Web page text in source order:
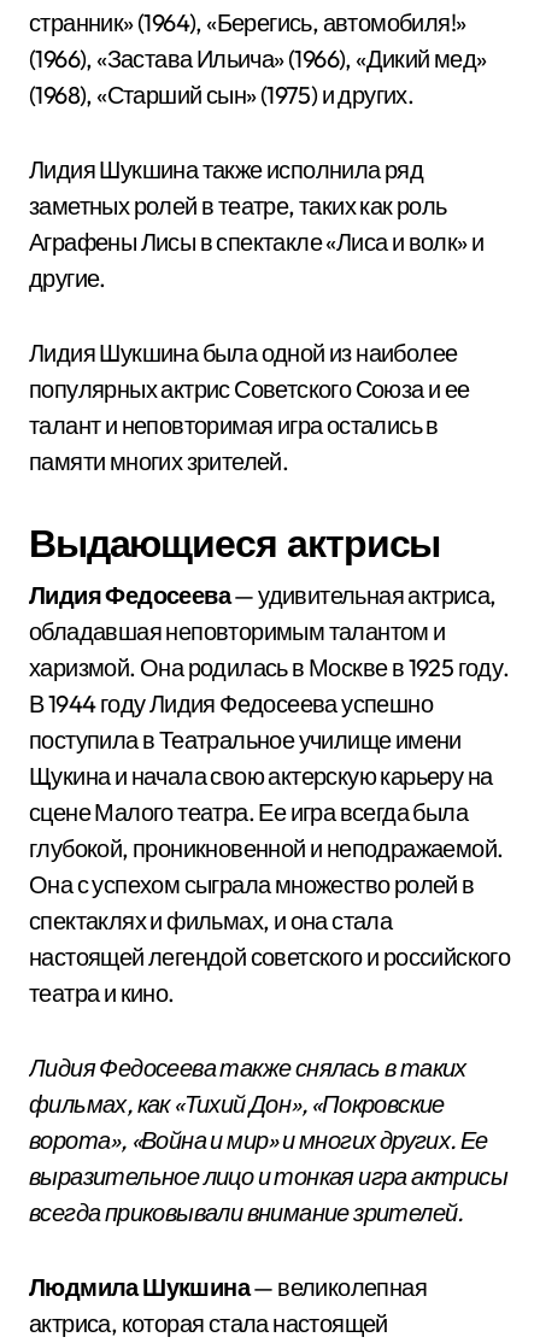
странник» (1964), «Берегись, автомобиля!»
(1966), «Застава Ильича» (1966), «Дикий мед»
(1968), «Старший сын» (1975) и других.
Лидия Шукшина также исполнила ряд
заметных ролей в театре, таких как роль
Аграфены Лисы в спектакле «Лиса и волк» и
другие.
Лидия Шукшина была одной из наиболее
популярных актрис Советского Союза и ее
талант и неповторимая игра остались в
памяти многих зрителей.
Выдающиеся актрисы
Лидия Федосеева— удивительная актриса,
обладавшая неповторимым талантом и
харизмой. Она родилась в Москве в 1925 году.
В 1944 году Лидия Федосеева успешно
поступила в Театральное училище имени
Щукина и начала свою актерскую карьеру на
сцене Малого театра. Ее игра всегда была
глубокой, проникновенной и неподражаемой.
Она с успехом сыграла множество ролей в
спектаклях и фильмах, и она стала
настоящей легендой советского и российского
театра и кино.
Лидия Федосеева также снялась в таких
фильмах, как «Тихий Дон», «Покровские
ворота», «Война и мир» и многих других. Ее
выразительное лицо и тонкая игра актрисы
всегда приковывали внимание зрителей.
Людмила Шукшина— великолепная
актриса, которая стала настоящей